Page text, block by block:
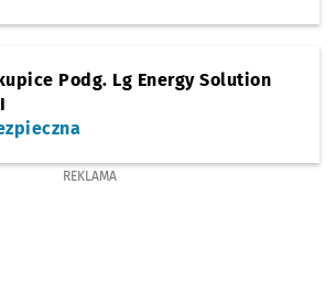
Podg. Lg Energy Solution
REKLAMA